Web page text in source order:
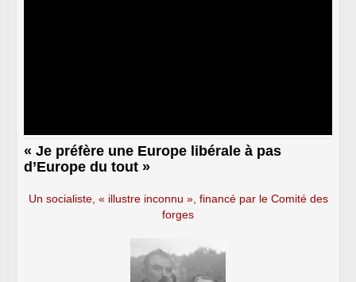
« Je préfère une Europe libérale à pas
d’Europe du tout »
Un socialiste, « illustre inconnu », financé par le Comité des
forges